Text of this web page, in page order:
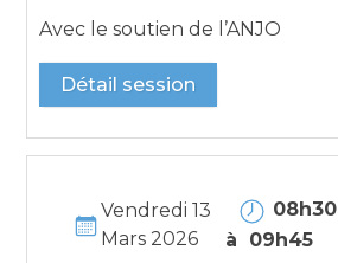
Avec le soutien de l’ANJO
Détail session
Vendredi 13
Mars 2026
08h30
à 09h45